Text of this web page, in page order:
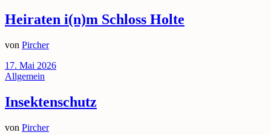
Heiraten i(n)m Schloss Holte
von Pircher
17. Mai 2026
Allgemein
Insektenschutz
von Pircher